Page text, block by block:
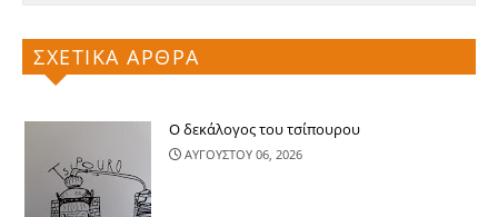
ΣΧΕΤΙΚΑ ΑΡΘΡΑ
Ο δεκάλογος του τσίπουρου
ΑΥΓΟΥΣΤΟΥ 06, 2026